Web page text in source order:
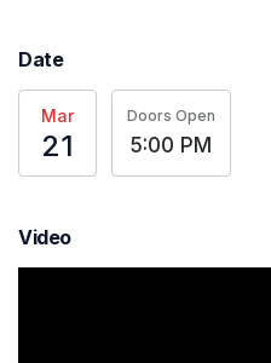
Date
Mar
21
Doors Open
5:00 PM
Video